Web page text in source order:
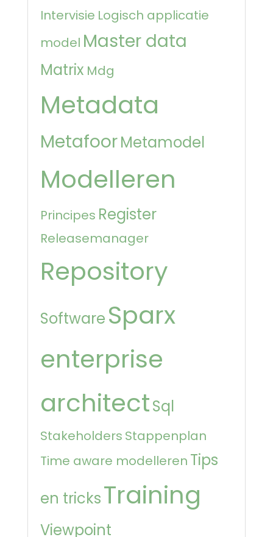
Intervisie Logisch applicatie
model Master data
Matrix Mdg
Metadata
MetafoorMetamodel
Modelleren
Principes Register
Releasemanager
Repository
Software Sparx
enterprise
architectSql
Stakeholders Stappenplan
Time aware modelleren Tips
en tricksTraining
Viewpoint